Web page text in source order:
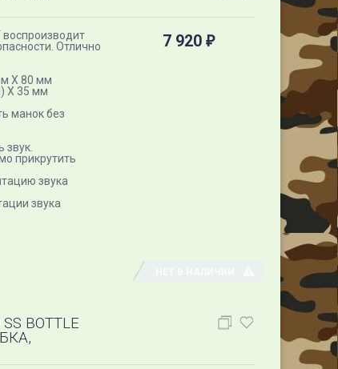
воспроизводит
Отлично
Х 80 мм
Х 35 мм
манок без
звук.
прикрутить
звука
звука
7 920₽
BOTTLE